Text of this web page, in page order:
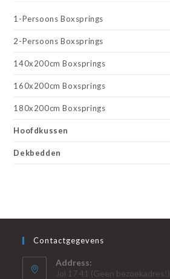
1-Persoons Boxsprings
2-Persoons Boxsprings
140x200cm Boxsprings
160x200cm Boxsprings
180x200cm Boxsprings
Hoofdkussen
Dekbedden
Contactgegevens
Address:
Jol 17 41 (Geen bezoekadres!)